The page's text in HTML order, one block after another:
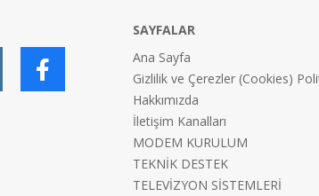
SAYFALAR
Ana Sayfa
Gizlilik ve Çerezler (Cookies)
Hakkımızda
İletişim Kanalları
MODEM KURULUM
TEKNİK DESTEK
TELEVİZYON SİSTEMLERİ